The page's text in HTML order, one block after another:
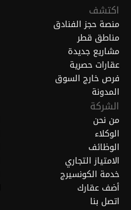
اكتشف
منصة حجز الفنادق
مناطق قطر
مشاريع جديدة
عقارات حصرية
فرص خارج السوق
المدونة
الشركة
من نحن
الوكلاء
الوظائف
الامتياز التجاري
خدمة الكونسيرج
أضف عقارك
اتصل بنا